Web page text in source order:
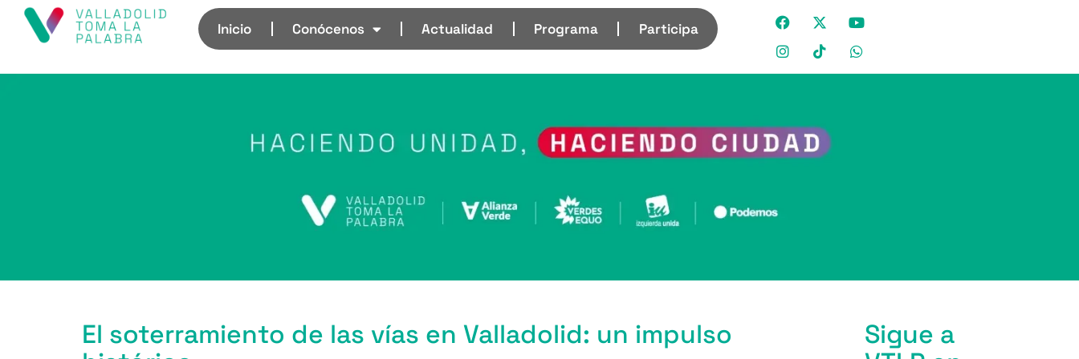
Inicio Conócenos Actualidad Programa Participa
El soterramiento de las vías en Valladolid: un impulso
Sigue a